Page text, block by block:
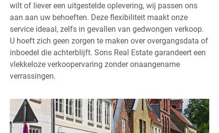
wilt of liever een uitgestelde oplevering, wij passen ons
aan aan uw behoeften. Deze flexibiliteit maakt onze
service ideaal, zelfs in gevallen van gedwongen verkoop.
U hoeft zich geen zorgen te maken over overgangsdata of
inboedel die achterblijft. Sons Real Estate garandeert een
vlekkeloze verkoopervaring zonder onaangename
verrassingen.